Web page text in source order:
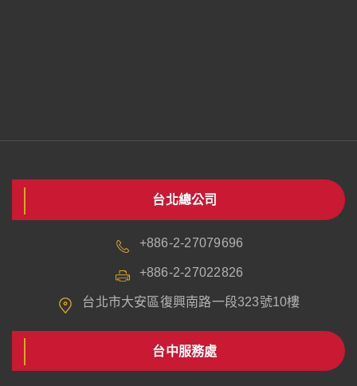
台北總公司
+886-2-27079696
+886-2-27022826
台北市大安區復興南路一段323號10樓
台中服務處